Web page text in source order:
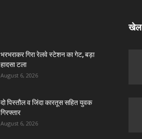
भरभराकर गिरा रेलवे स्टेशन का गेट, बड़ा
हादसा टला
August 6, 2026
दो पिस्तौल व जिंदा कारतूस सहित युवक
गिरफ्तार
August 6, 2026
खेल